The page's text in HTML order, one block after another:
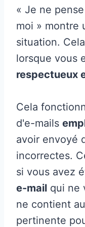
« Je ne
moi » montre
situation.
lorsque vous
respectueux
Cela
d'e-mails
avoir envoyé
incorrectes.
si vous avez
e-mail qui ne
ne contient
pertinente